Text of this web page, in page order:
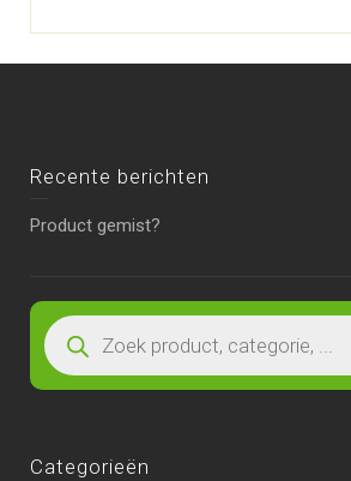
Recente berichten
Product gemist?
Categorieën